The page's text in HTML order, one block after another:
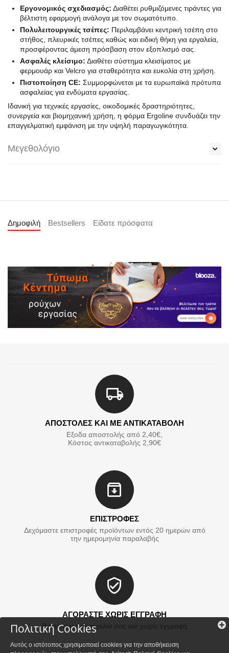
Εργονομικός σχεδιασμός: Διαθέτει ρυθμιζόμενες τιράντες για
βέλτιστη εφαρμογή ανάλογα με τον σωματότυπο.
Πολυλειτουργικές τσέπες: Περιλαμβάνει κεντρική τσέπη στο
στήθος, πλευρικές τσέπες καθώς και ειδική θήκη για εργαλεία,
προσφέροντας άμεση πρόσβαση στον εξοπλισμό σας.
Ασφαλές κλείσιμο: Διαθέτει σύστημα κλεισίματος με
φερμουάρ και Velcro για σταθερότητα και ευκολία στη χρήση.
Πιστοποίηση CE: Συμμορφώνεται με τα ευρωπαϊκά πρότυπα
ασφαλείας για ενδύματα εργασίας.
Ιδανική για τεχνικές εργασίες, οικοδομικές δραστηριότητες,
συνεργεία και βιομηχανική χρήση, η φόρμα Ergoline συνδυάζει την
επαγγελματική εμφάνιση με την υψηλή παραγωγικότητα.
Μεγεθολόγιο
Δημοφιλή Bestsellers Είδατε πρόσφατα
ΑΠΟΣΤΟΛΕΣ ΚΑΙ ΜΕ ΑΝΤΙΚΑΤΑΒΟΛΗ
Εξοδα αποστολής από 2,40€,
Κόστος αντικαταβολής 2,90€
ΕΠΙΣΤΡΟΦΕΣ
Δεχόμαστε επιστροφές προϊόντων εντός 20 ημερών από
την ημερομηνία παραλαβής
ΑΓΟΡΑΣΤΕ ΧΩΡΙΣ ΕΓΓΡΑΦΗ
Βάλτε την παραγγελία σας και χωρίς εγγραφή
Πολιτική Cookies
Αυτός ο ιστότοπος χρησιμοποιεί cookies για την αποθήκευση